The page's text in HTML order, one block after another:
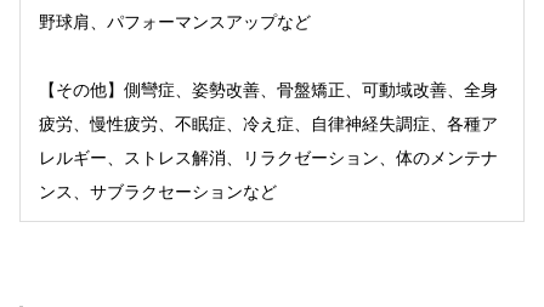
野球肩、パフォーマンスアップなど
【その他】側彎症、姿勢改善、骨盤矯正、可動域改善、全身
疲労、慢性疲労、不眠症、冷え症、自律神経失調症、各種ア
レルギー、ストレス解消、リラクゼーション、体のメンテナ
ンス、サブラクセーションなど